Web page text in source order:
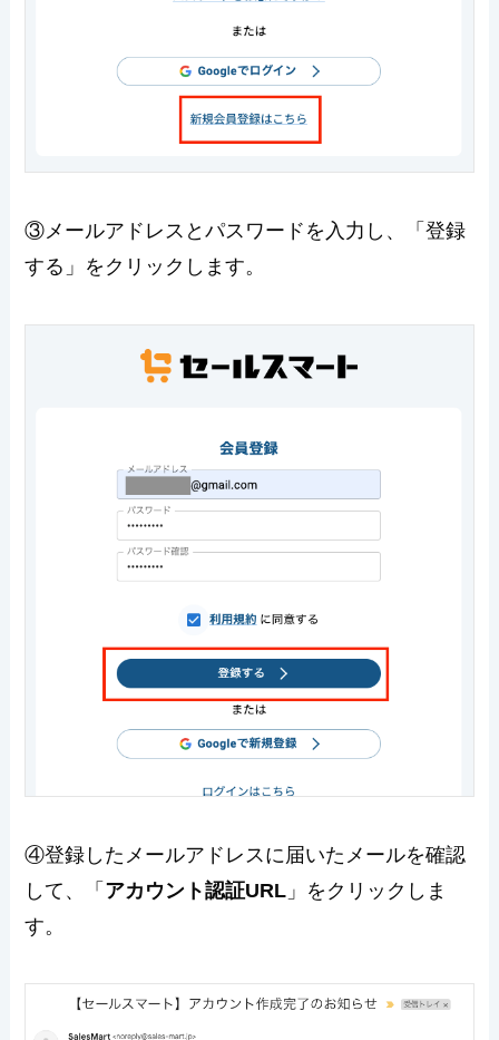
③メールアドレスとパスワードを入力し、「登録
する」をクリックします。
④登録したメールアドレスに届いたメールを確認
して、「 アカウント認証URL 」をクリックしま
す。